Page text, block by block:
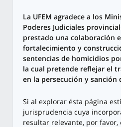
La UFEM agradece a los
Poderes Judiciales
prestado una colaboración
fortalecimiento y
sentencias de homicidios
la cual pretende reflejar el
en la persecución y sanción
Si al explorar ésta página
jurisprudencia cuya
resultar relevante, por favor,